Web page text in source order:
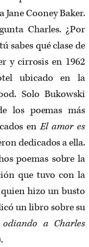
Cooney Baker.
Charles. ¿Por
sabes qué clase de
y cirrosis en 1962
ubicado en la
Solo Bukowski
los poemas más
enEl amor es
dedicados a ella.
poemas sobre la
que tuvo con la
hizo un busto
un libro sobre su
a Charles